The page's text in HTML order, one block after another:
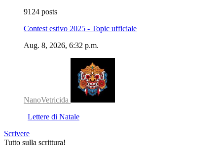
9124 posts
Contest estivo 2025 - Topic ufficiale
Aug. 8, 2026, 6:32 p.m.
NanoVetricida
Lettere di Natale
Scrivere
Tutto sulla scrittura!